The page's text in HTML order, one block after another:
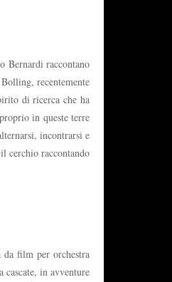
Bernardi raccontano
recentemente
di ricerca che ha
in queste terre
incontrarsi e
cerchio raccontando
da film per orchestra
in avventure